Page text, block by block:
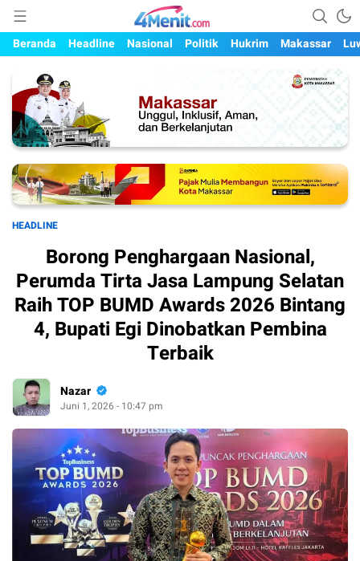
4menit.com
Mengungkap Kisah, Setiap Hari
Beranda
Headline Nasional Politik Hukrim Makassar
HEADLINE
Borong Penghargaan Nasional,
Perumda Tirta Jasa Lampung Selatan
Raih TOP BUMD Awards 2026 Bintang
4, Bupati Egi Dinobatkan Pembina
Terbaik
Nazar
Juni 1, 2026 - 10:47 pm